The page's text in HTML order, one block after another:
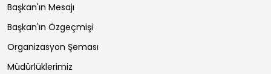
Başkan'ın Mesajı
Başkan'ın Özgeçmişi
Organizasyon Şeması
Müdürlüklerimiz